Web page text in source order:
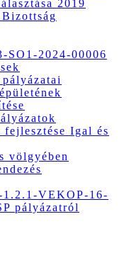
2019
SO1-2024-00006
fejlesztése Igal és
völgyében
1.2.1-VEKOP-16-
pályázatról